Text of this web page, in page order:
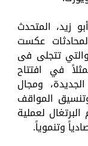
زيد، المتحدث
عكست
والتي تتجلى فى
في افتتاح
الجديدة، ومجال
المواقف
لعملية
وتنموياً.